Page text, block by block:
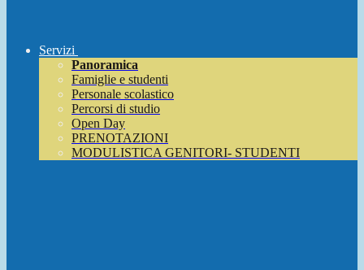
Servizi
Panoramica
Famiglie e studenti
Personale scolastico
Percorsi di studio
Open Day
PRENOTAZIONI
MODULISTICA GENITORI- STUDENTI